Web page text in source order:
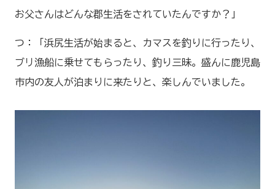
お父さんはどんな郡生活をされていたんですか？」
つ：「浜尻生活が始まると、カマスを釣りに行ったり、
ブリ漁船に乗せてもらったり、釣り三昧。盛んに鹿児島
市内の友人が泊まりに来たりと、楽しんでいました。